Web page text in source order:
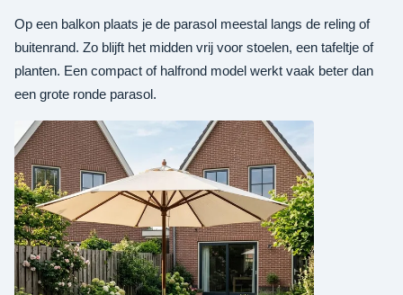
Op een balkon plaats je de parasol meestal langs de reling of
buitenrand. Zo blijft het midden vrij voor stoelen, een tafeltje of
planten. Een compact of halfrond model werkt vaak beter dan
een grote ronde parasol.